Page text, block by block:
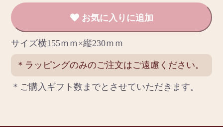
お気に入りに追加
サイズ横155ｍｍ×縦230ｍｍ
＊ラッピングのみのご注文はご遠慮ください。
＊ご購入ギフト数までとさせていただきます。